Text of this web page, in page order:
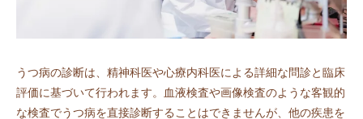
うつ病の診断は、精神科医や心療内科医による詳細な問診と臨床
評価に基づいて行われます。血液検査や画像検査のような客観的
な検査でうつ病を直接診断することはできませんが、他の疾患を